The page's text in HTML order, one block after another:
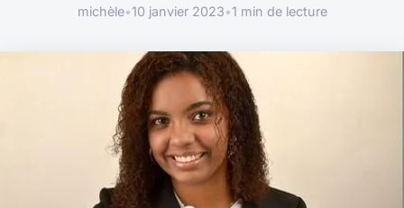
michèle•10 janvier 2023•1 min de lecture